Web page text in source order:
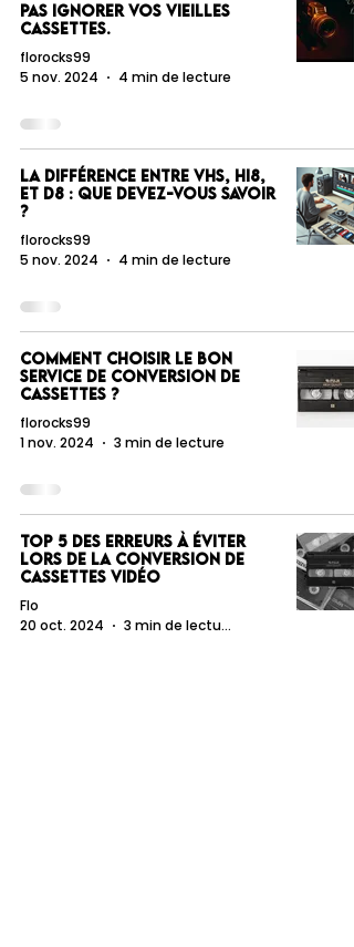
pas ignorer vos vieilles
cassettes.
florocks99
5 nov. 2024
4 min de lecture
La différence entre VHS, Hi8,
et D8 : que devez-vous savoir
?
florocks99
5 nov. 2024
4 min de lecture
Comment choisir le bon
service de conversion de
cassettes ?
florocks99
1 nov. 2024
3 min de lecture
Top 5 des erreurs à éviter
lors de la conversion de
cassettes vidéo
Flo
20 oct. 2024
3 min de lecture